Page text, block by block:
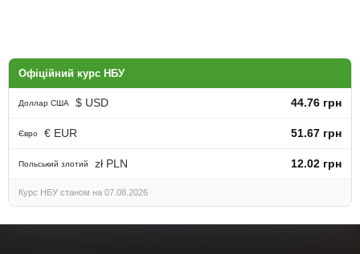
Офіційний курс НБУ
Доллар США $ USD 44.76 грн
Євро € EUR 51.67 грн
Польський злотий zł PLN 12.02 грн
Курс НБУ станом на 07.08.2026